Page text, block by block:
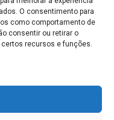
O consentimento para
como comportamento de
consentir ou retirar o
recursos e funções.